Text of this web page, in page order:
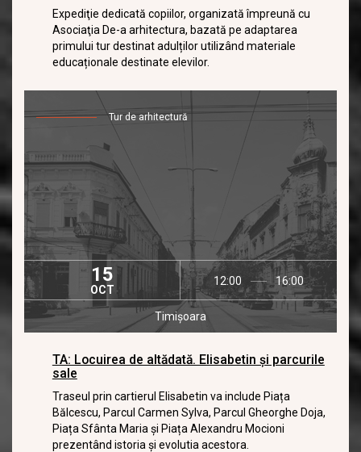
Expediţie dedicată copiilor, organizată împreună cu
Asociaţia De-a arhitectura, bazată pe adaptarea
primului tur destinat adulților utilizând materiale
educaționale destinate elevilor.
Tur de arhitectură
15
OCT
12:00 16:00
Timișoara
TA: Locuirea de altădată. Elisabetin și parcurile
sale
Traseul prin cartierul Elisabetin va include Piața
Bălcescu, Parcul Carmen Sylva, Parcul Gheorghe Doja,
Piața Sfânta Maria și Piața Alexandru Mocioni
prezentând istoria și evolutia acestora.